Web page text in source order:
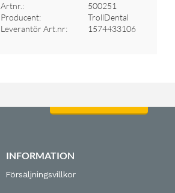
Logga in för priser
Artnr.:
500251
Producent:
TrollDental
Leverantör Art.nr:
1574433106
INFORMATION
Försäljningsvillkor